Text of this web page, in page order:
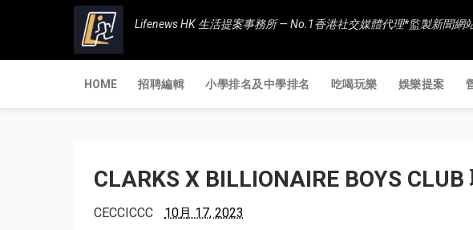
Lifenews HK 生活提案事務所 — No.1香港社交媒體代理*監製新聞網
HOME 招聘編輯 小學排名及中學排名 吃喝玩樂 娛樂提案
CLARKS X BILLIONAIRE BOYS CLUB
CECCICCC 10月 17, 2023